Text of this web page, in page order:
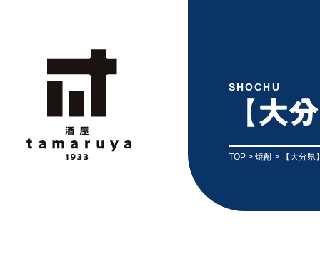
SHOCHU
【大
TOP > 焼酎 > 【大分県